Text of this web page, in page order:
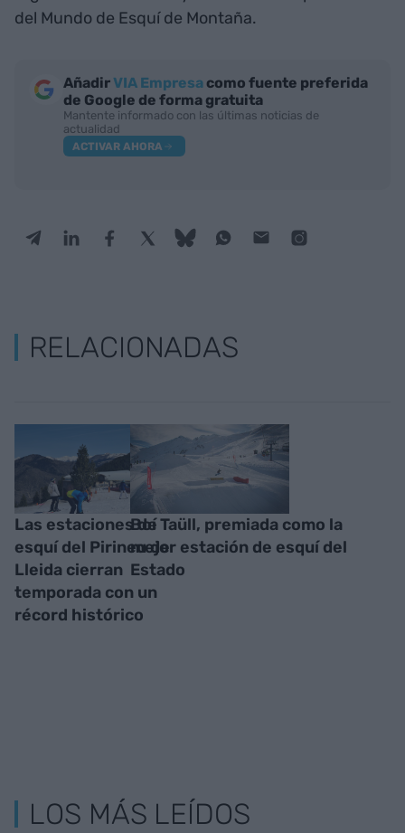
del Mundo de Esquí de Montaña.
AñadirVIA Empresa como fuente preferida
de Google de forma gratuita
Mantente informado con las últimas noticias de
actualidad
ACTIVAR AHORA
RELACIONADAS
Las estaciones de
esquí del Pirineu de
Lleida cierran
temporada con un
récord histórico
Boí Taüll, premiada como la
mejor estación de esquí del
Estado
LOS MÁS LEÍDOS